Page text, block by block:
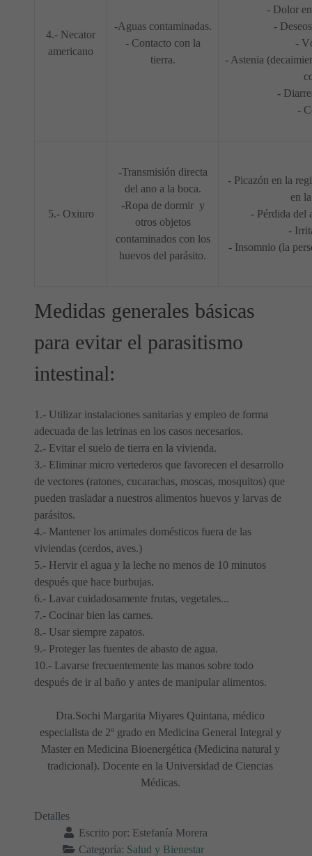
4.- Necator
americano
-Aguas contaminadas.
- Contacto con la
tierra.
- Dolor
-
-
- Astenia
-
-
5.- Oxiuro
-Transmisión directa
del ano a la boca.
-Ropa de dormir y
otros objetos
contaminados con los
huevos del parásito.
- Picazón en la
en
- Pérdida del
-
- Insomnio (la
Medidas generales básicas
para evitar el parasitismo
intestinal:
1.- Utilizar instalaciones sanitarias y empleo de forma
adecuada de las letrinas en los casos necesarios.
2.- Evitar el suelo de tierra en la vivienda.
3.- Eliminar micro vertederos que favorecen el desarrollo
de vectores (ratones, cucarachas, moscas, mosquitos) que
pueden trasladar a nuestros alimentos huevos y larvas de
parásitos.
4.- Mantener los animales domésticos fuera de las
viviendas (cerdos, aves.)
5.- Hervir el agua y la leche no menos de 10 minutos
después que hace burbujas.
6.- Lavar cuidadosamente frutas, vegetales...
7.- Cocinar bien las carnes.
8.- Usar siempre zapatos.
9.- Proteger las fuentes de abasto de agua.
10.- Lavarse frecuentemente las manos sobre todo
después de ir al baño y antes de manipular alimentos.
Dra.Sochi Margarita Miyares Quintana, médico
especialista de 2º grado en Medicina General Integral y
Master en Medicina Bioenergética (Medicina natural y
tradicional). Docente en la Universidad de Ciencias
Médicas.
Detalles
Escrito por: Estefanía Morera
Categoría: Salud y Bienestar